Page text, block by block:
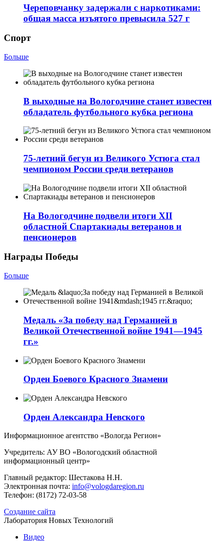
Череповчанку задержали с наркотиками:
общая масса изъятого превысила 527 г
Спорт
Больше
В выходные на Вологодчине станет известен
обладатель футбольного кубка региона
75-летний бегун из Великого Устюга стал
чемпионом России среди ветеранов
На Вологодчине подвели итоги XII
областной Спартакиады ветеранов и
пенсионеров
Награды Победы
Больше
Медаль «За победу над Германией в
Великой Отечественной войне 1941—1945
гг.»
Орден Боевого Красного Знамени
Орден Александра Невского
Информационное агентство «Вологда Регион»
Учредитель: АУ ВО «Вологодский областной
информационный центр»
Главный редактор: Шестакова Н.Н.
Электронная почта: info@vologdaregion.ru
Телефон: (8172) 72-03-58
Создание сайта
Лаборатория Новых Технологий
Видео